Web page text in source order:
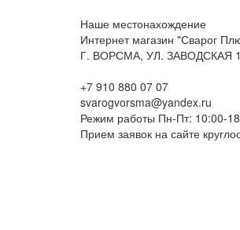
Наше местонахождение
Интернет магазин "Сварог
Г. ВОРСМА, УЛ. ЗАВОДСКАЯ
+7 910 880 07 07
svarogvorsma@yandex.ru
Режим работы Пн-Пт: 10:00-
Прием заявок на сайте